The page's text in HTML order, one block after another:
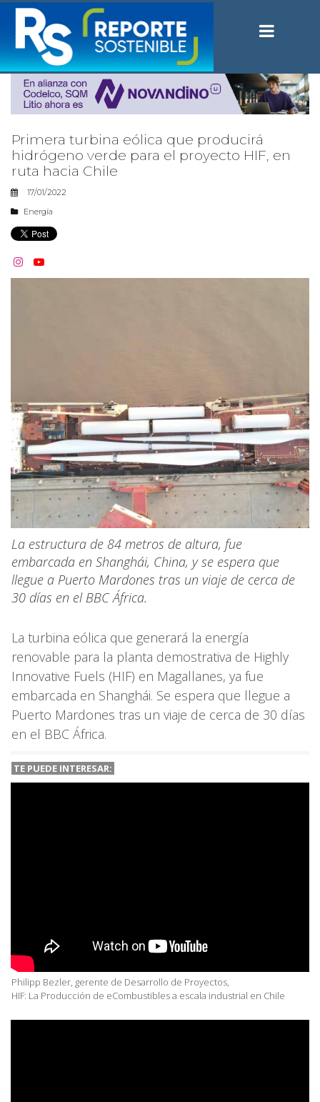
Primera turbina eólica que producirá
hidrógeno verde para el proyecto HIF, en
ruta hacia Chile
17/01/2022
Energía
 
La estructura de 84 metros de altura, fue
embarcada en Shanghái, China, y se espera que
llegue a Puerto Mardones tras un viaje de cerca de
30 días en el BBC África.
La turbina eólica que generará la energía
renovable para la planta demostrativa de Highly
Innovative Fuels (HIF) en Magallanes, ya fue
embarcada en Shanghái. Se espera que llegue a
Puerto Mardones tras un viaje de cerca de 30 días
en el BBC África.
TE PUEDE INTERESAR:
Philipp Bezler, gerente de Desarrollo de Proyectos,
HIF: La Producción de eCombustibles a escala industrial en Chile